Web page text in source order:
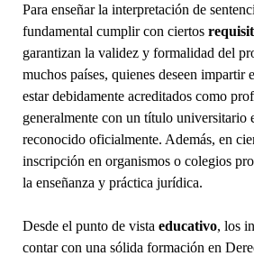
Para enseñar la interpretación de
fundamental cumplir con ciertos
garantizan la validez y formalidad del
muchos países, quienes deseen impartir
estar debidamente acreditados como
generalmente con un título universitario
reconocido oficialmente. Además, en
inscripción en organismos o colegios
la enseñanza y práctica jurídica.
Desde el punto de vista educativo, los
contar con una sólida formación en